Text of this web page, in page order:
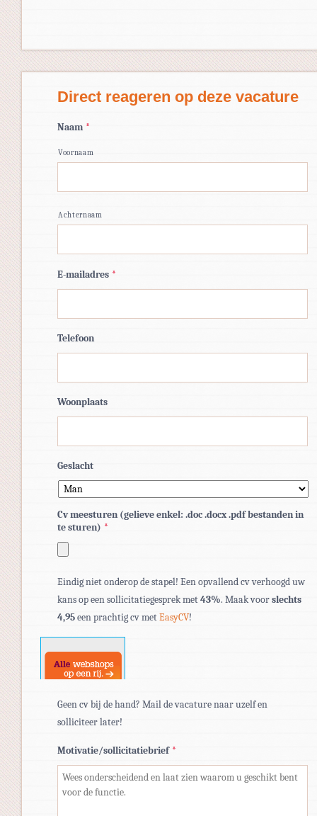
Direct reageren op deze vacature
Naam *
Voornaam
Achternaam
E-mailadres *
Telefoon
Woonplaats
Geslacht
Cv meesturen (gelieve enkel: .doc .docx .pdf bestanden in
te sturen) *
bestandstypen:
pdf,
doc,
docx.
Eindig niet onderop de stapel! Een opvallend cv verhoogd uw
kans op een sollicitatiegesprek met43%. Maak voorslechts
4,95een prachtig cv metEasyCV!
Geen cv bij de hand? Mail de vacature naar uzelf en
solliciteer later!
Motivatie/sollicitatiebrief *